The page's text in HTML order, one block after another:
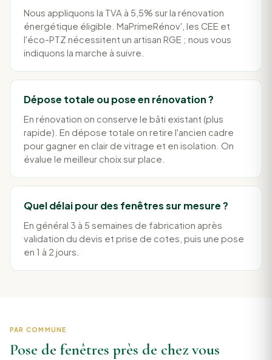
Nous appliquons la TVA à 5,5% sur la rénovation
énergétique éligible. MaPrimeRénov', les CEE et
l'éco-PTZ nécessitent un artisan RGE ; nous vous
indiquons la marche à suivre.
Dépose totale ou pose en rénovation ?
En rénovation on conserve le bâti existant (plus
rapide). En dépose totale on retire l'ancien cadre
pour gagner en clair de vitrage et en isolation. On
évalue le meilleur choix sur place.
Quel délai pour des fenêtres sur mesure ?
En général 3 à 5 semaines de fabrication après
validation du devis et prise de cotes, puis une pose
en 1 à 2 jours.
PAR COMMUNE
Pose de fenêtres près de chez vous